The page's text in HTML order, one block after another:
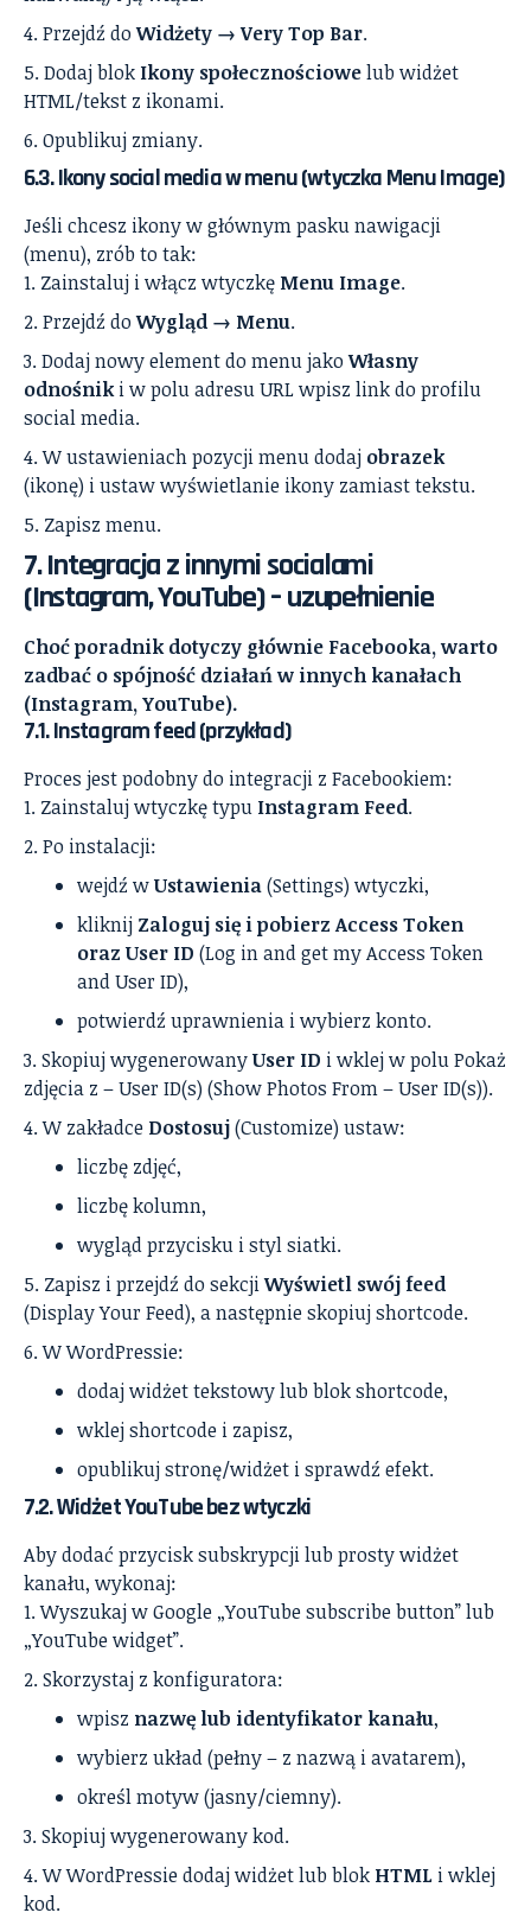
Przejdź doWidżety → Very Top Bar.
Dodaj blok Ikony społecznościowelub widżet
HTML/tekst z ikonami.
Opublikuj zmiany.
6.3. Ikony social media w menu (wtyczka Menu Image)
Jeśli chcesz ikony w głównym pasku nawigacji
(menu), zrób to tak:
Zainstaluj i włącz wtyczkę Menu Image.
Przejdź doWygląd → Menu.
Dodaj nowy element do menu jakoWłasny
odnośniki w polu adresu URL wpisz link do profilu
social media.
W ustawieniach pozycji menu dodaj obrazek
(ikonę) i ustaw wyświetlanie ikony zamiast tekstu.
Zapisz menu.
7. Integracja z innymi socialami
(Instagram, YouTube) – uzupełnienie
Choć poradnik dotyczy głównie Facebooka, warto
zadbać o spójność działań w innych kanałach
(Instagram, YouTube).
7.1. Instagram feed (przykład)
Proces jest podobny do integracji z Facebookiem:
Zainstaluj wtyczkę typu Instagram Feed.
Po instalacji:
wejdź wUstawienia(Settings) wtyczki,
kliknij Zaloguj się i pobierz Access Token
oraz User ID (Log in and get my Access Token
and User ID),
potwierdź uprawnienia i wybierz konto.
Skopiuj wygenerowanyUser ID i wklej w polu Pokaż
zdjęcia z – User ID(s) (Show Photos From – User ID(s)).
W zakładce Dostosuj(Customize) ustaw:
liczbę zdjęć,
liczbę kolumn,
wygląd przycisku i styl siatki.
Zapisz i przejdź do sekcjiWyświetl swój feed
(Display Your Feed), a następnie skopiuj shortcode.
W WordPressie:
dodaj widżet tekstowy lub blok shortcode,
wklej shortcode i zapisz,
opublikuj stronę/widżet i sprawdź efekt.
7.2. Widżet YouTube bez wtyczki
Aby dodać przycisk subskrypcji lub prosty widżet
kanału, wykonaj:
Wyszukaj w Google „YouTube subscribe button” lub
„YouTube widget”.
Skorzystaj z konfiguratora:
wpisz nazwę lub identyfikator kanału,
wybierz układ (pełny – z nazwą i avatarem),
określ motyw (jasny/ciemny).
Skopiuj wygenerowany kod.
W WordPressie dodaj widżet lub blok HTML i wklej
kod.